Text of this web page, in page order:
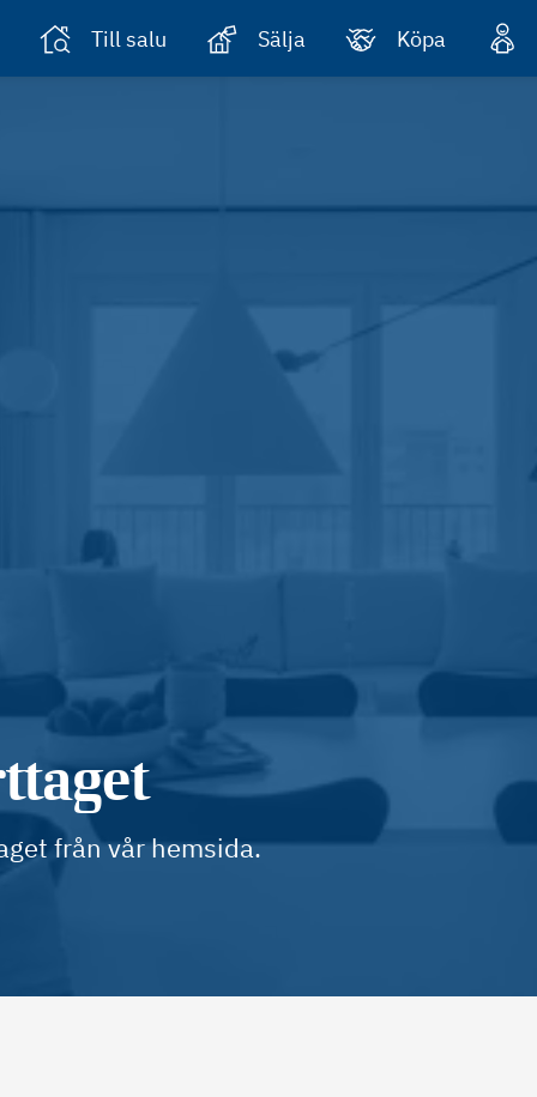
Till salu Sälja Köpa
från vår hemsida.